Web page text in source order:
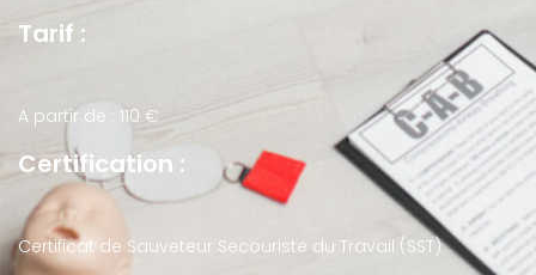
Tarif :
A partir de : 110 €
Certification :
Certificat de Sauveteur Secouriste du Travail (SST)